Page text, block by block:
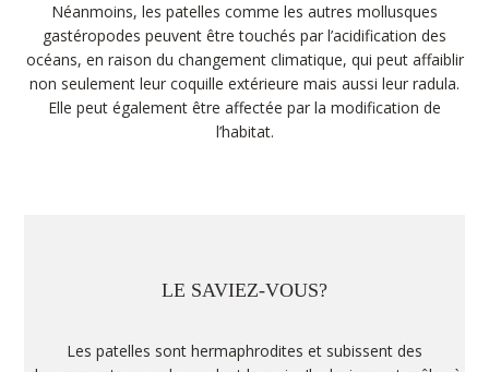
Néanmoins, les patelles comme les autres mollusques
gastéropodes peuvent être touchés par l’acidification des
océans, en raison du changement climatique, qui peut affaiblir
non seulement leur coquille extérieure mais aussi leur radula.
Elle peut également être affectée par la modification de
l’habitat.
LE SAVIEZ-VOUS?
Les patelles sont hermaphrodites et subissent des